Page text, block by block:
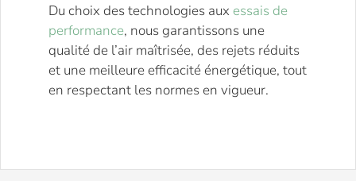
Du choix des technologies aux essais de
performance, nous garantissons une
qualité de l’air maîtrisée, des rejets réduits
et une meilleure efficacité énergétique, tout
en respectant les normes en vigueur.